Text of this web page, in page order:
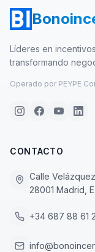
Líderes en
transformando
Operado por PEYPE
CONTACTO
Calle
28001 Madrid,
+34 687 88 61